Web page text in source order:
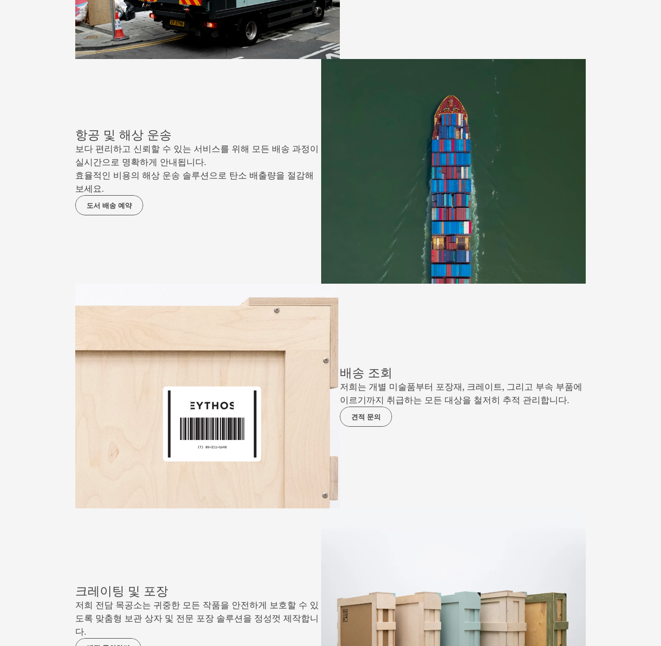
항공 및 해상 운송
보다 편리하고 신뢰할 수 있는 서비스를 위해 모든 배송 과정이
실시간으로 명확하게 안내됩니다.
효율적인 비용의 해상 운송 솔루션으로 탄소 배출량을 절감해
보세요.
도서 배송 예약
배송 조회
저희는 개별 미술품부터 포장재, 크레이트, 그리고 부속 부품에
이르기까지 취급하는 모든 대상을 철저히 추적 관리합니다.
견적 문의
크레이팅 및 포장
저희 전담 목공소는 귀중한 모든 작품을 안전하게 보호할 수 있
도록 맞춤형 보관 상자 및 전문 포장 솔루션을 정성껏 제작합니
다.